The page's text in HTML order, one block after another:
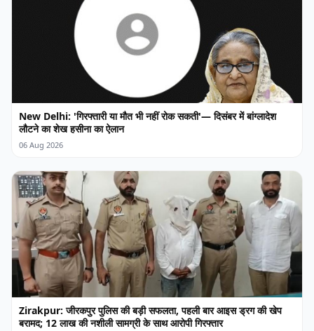
New Delhi: 'गिरफ्तारी या मौत भी नहीं रोक सकती'— दिसंबर में बांग्लादेश
लौटने का शेख हसीना का ऐलान
06 Aug 2026
Zirakpur: जीरकपुर पुलिस की बड़ी सफलता, पहली बार आइस ड्रग की खेप
बरामद; 12 लाख की नशीली सामग्री के साथ आरोपी गिरफ्तार